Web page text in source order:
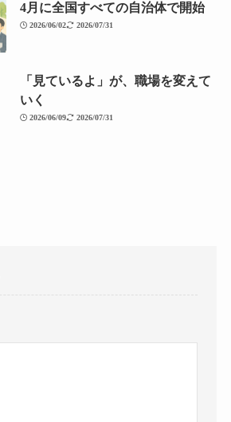
4月に全国すべての自治体で開始
2026/06/02 2026/07/31
「見ているよ」が、職場を変えて
いく
2026/06/09 2026/07/31